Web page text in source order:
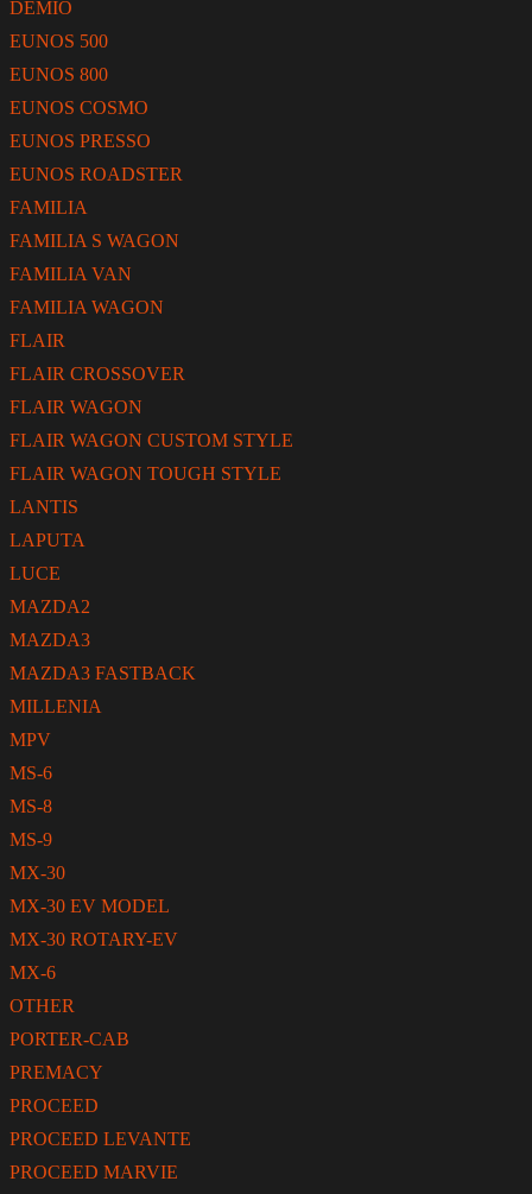
DEMIO
EUNOS 500
EUNOS 800
EUNOS COSMO
EUNOS PRESSO
EUNOS ROADSTER
FAMILIA
FAMILIA S WAGON
FAMILIA VAN
FAMILIA WAGON
FLAIR
FLAIR CROSSOVER
FLAIR WAGON
FLAIR WAGON CUSTOM STYLE
FLAIR WAGON TOUGH STYLE
LANTIS
LAPUTA
LUCE
MAZDA2
MAZDA3
MAZDA3 FASTBACK
MILLENIA
MPV
MS-6
MS-8
MS-9
MX-30
MX-30 EV MODEL
MX-30 ROTARY-EV
MX-6
OTHER
PORTER-CAB
PREMACY
PROCEED
PROCEED LEVANTE
PROCEED MARVIE